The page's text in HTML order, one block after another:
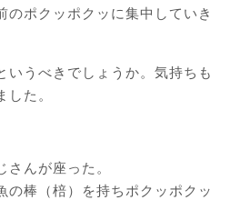
のポクッポクッに集中していき
いうべきでしょうか。気持ちも
た。
んが座った。
の棒（棓）を持ちポクッポクッ